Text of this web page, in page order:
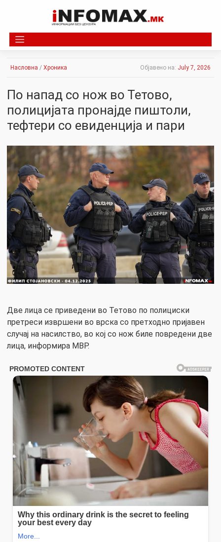
Насловна / Хроника Објавено на: July 7, 2026
По напад со нож во Тетово,
полицијата пронајде пиштоли,
тефтери со евиденција и пари
Две лица се приведени во Тетово по полициски
претреси извршени во врска со претходно пријавен
случај на насилство, во кој со нож биле повредени две
лица, информира МВР.